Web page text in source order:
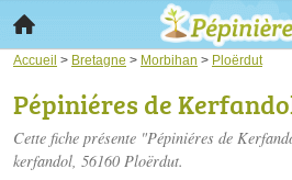
Accueil > Bretagne > Morbihan > Ploërdut
Pépiniéres de
Cette fiche présente "Pépiniéres de
kerfandol, 56160 Ploërdut.